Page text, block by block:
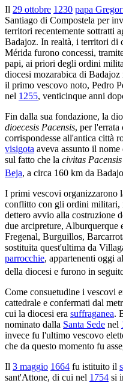
Il 29 ottobre 1230 papa
Santiago di Compostela per
territori recentemente sottratti
Badajoz. In realtà, i territori di
Mérida furono concessi,
papi, ai priori degli ordini
diocesi mozarabica di
il primo vescovo noto, Pedro
nel 1255, venticinque anni
Fin dalla sua fondazione, la
dioecesis Pacensis, per
corrispondesse all'antica città
visigota aveva assunto il
sul fatto che la civitas Pacensis
Beja, a circa 160 km da
I primi vescovi organizzarono
conflitto con gli ordini militari,
dettero avvio alla costruzione
due arcipreture, Alburquerque
Fregenal, Burguillos,
sostituita quest'ultima da
parrocchie, appartenenti oggi al
della diocesi e furono in
Come consuetudine i vescovi
cattedrale e confermati dal
cui la diocesi era suffraganea.
nominato dalla Santa Sede nel
invece fu l'ultimo vescovo
che da questo momento fu
Il 3 maggio 1664 fu istituito il
sant'Attone, di cui nel 1754 si